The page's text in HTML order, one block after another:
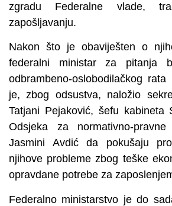
zgradu Federalne vlade,
zapošljavanju.
Nakon što je obaviješten o
federalni ministar za pitanja
odbrambeno-oslobodilačkog
je, zbog odsustva, naložio
Tatjani Pejaković, šefu kabineta
Odsjeka za normativno-
Jasmini Avdić da pokušaju
njihove probleme zbog teške
opravdane potrebe za
Federalno ministarstvo je do